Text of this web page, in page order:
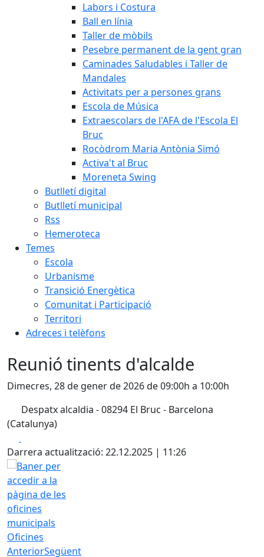
Labors i Costura
Ball en línia
Taller de mòbils
Pesebre permanent de la gent gran
Caminades Saludables i Taller de
Mandales
Activitats per a persones grans
Escola de Música
Extraescolars de l'AFA de l'Escola El
Bruc
Rocòdrom Maria Antònia Simó
Activa't al Bruc
Moreneta Swing
Butlletí digital
Butlletí municipal
Rss
Hemeroteca
Temes
Escola
Urbanisme
Transició Energètica
Comunitat i Participació
Territori
Adreces i telèfons
Reunió tinents d'alcalde
Dimecres, 28 de gener de 2026 de 09:00h a 10:00h
Despatx alcaldia - 08294 El Bruc - Barcelona
(Catalunya)
Darrera actualització: 22.12.2025 | 11:26
Oficines
AnteriorSegüent